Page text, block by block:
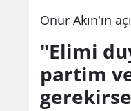
Onur Akın'ın
"Elimi
partim